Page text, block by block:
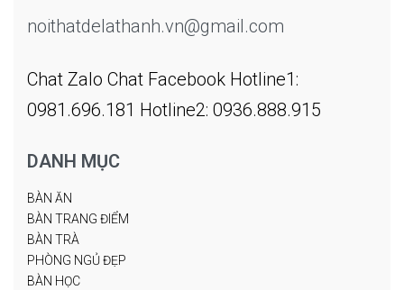
noithatdelathanh.vn@gmail.com
Chat Zalo Chat Facebook Hotline1:
0981.696.181 Hotline2: 0936.888.915
DANH MỤC
BÀN ĂN
BÀN TRANG ĐIỂM
BÀN TRÀ
PHÒNG NGỦ ĐẸP
BÀN HỌC